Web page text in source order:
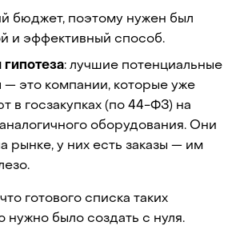
бюджет, поэтому нужен был
и эффективный способ.
гипотеза: лучшие потенциальные
— это компании, которые уже
в госзакупках (по 44-ФЗ) на
оборудования. Они
рынке, у них есть заказы — им
готового списка таких
нужно было создать с нуля.